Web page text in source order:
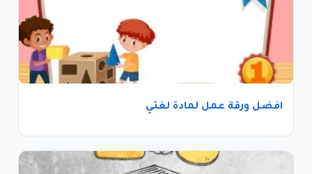
افضل ورقة عمل لمادة لغتي